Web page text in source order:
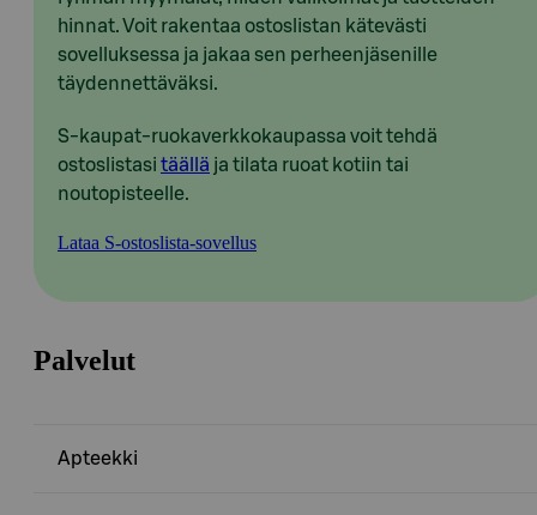
hinnat. Voit rakentaa ostoslistan kätevästi
sovelluksessa ja jakaa sen perheenjäsenille
täydennettäväksi.
S-kaupat-ruokaverkkokaupassa voit tehdä
ostoslistasi täällä ja tilata ruoat kotiin tai
noutopisteelle.
Lataa S-ostoslista-sovellus
Palvelut
Apteekki